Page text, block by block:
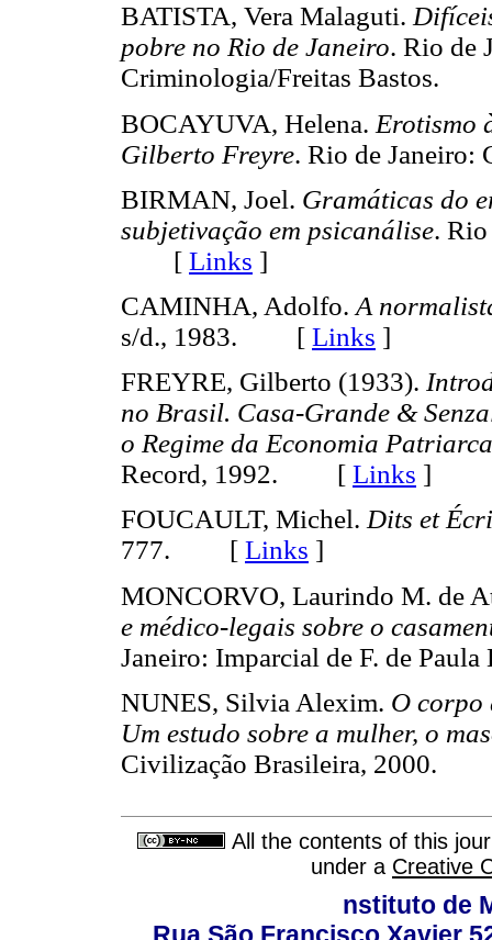
BATISTA, Vera Malaguti.
pobre no Rio de Janeiro. Rio de
Criminologia/Freitas
BOCAYUVA, Helena. Erotismo
Gilberto Freyre. Rio de
BIRMAN, Joel. Gramáticas do
subjetivação em psicanálise.
[ Links ]
CAMINHA, Adolfo. A
s/d., 1983. [ Links ]
FREYRE, Gilberto (1933).
no Brasil. Casa-Grande &
o Regime da Economia
Record, 1992. [ Links ]
FOUCAULT, Michel. Dits et
777. [ Links ]
MONCORVO, Laurindo M. de
e médico-legais sobre o
Janeiro: Imparcial de F. de
NUNES, Silvia Alexim. O corpo
Um estudo sobre a mulher, o
Civilização Brasileira,
All the contents of this
under a Creative
nstituto de